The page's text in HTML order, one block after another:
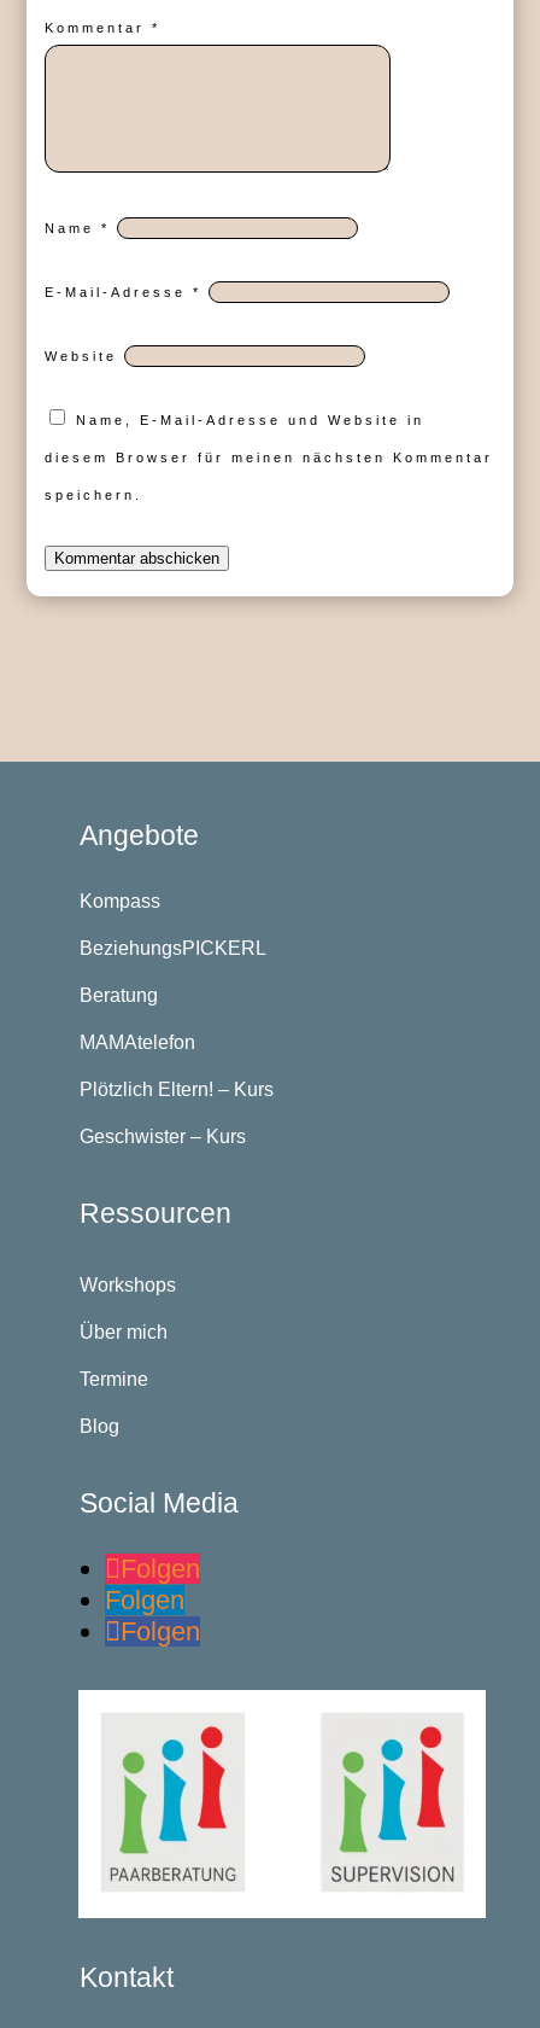
Kommentar*
Name*
E-Mail-Adresse*
Website
Name, E-Mail-Adresse und Website in
diesem Browser für meinen nächsten Kommentar
speichern.
Kommentar abschicken
Angebote
Kompass
BeziehungsPICKERL
Beratung
MAMAtelefon
Plötzlich Eltern! – Kurs
Geschwister – Kurs
Ressourcen
Workshops
Über mich
Termine
Blog
Social Media
Folgen
Folgen
Folgen
Kontakt